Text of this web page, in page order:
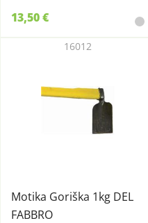
13,50 €
Motika Goriška 1kg DEL
FABBRO
16012